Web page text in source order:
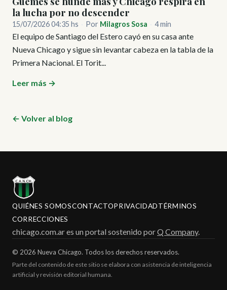
la lucha por no descender
15/07/2026 04:35 hs Por Milagros Sosa 4 min
El equipo de Santiago del Estero cayó en su casa ante
Nueva Chicago y sigue sin levantar cabeza en la tabla de la
Primera Nacional. El Torit...
Leer más →
← Volver al blog
QUIÉNES SOMOSCONTACTOPRIVACIDADTÉRMINOS
CORRECCIONES
chicago.com.ar es un portal sostenido porQ Company.
© 2026 Nueva Chicago. Todos los derechos reservados.
Parte del contenido de este sitio se elabora con asistencia de inteligencia
artificial y revisión editorial humana.